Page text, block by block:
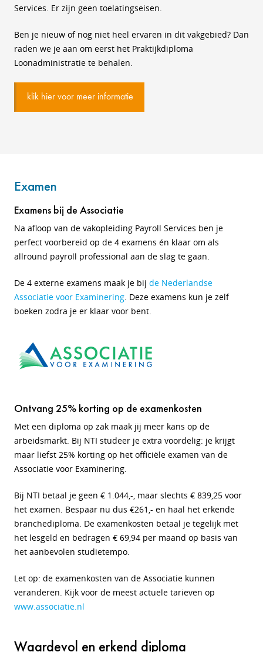
Services. Er zijn geen toelatingseisen.
Ben je nieuw of nog niet heel ervaren in dit vakgebied? Dan
raden we je aan om eerst het Praktijkdiploma
Loonadministratie te behalen.
klik hier voor meer informatie
Examen
Examens bij de Associatie
Na afloop van de vakopleiding Payroll Services ben je
perfect voorbereid op de 4 examens én klaar om als
allround payroll professional aan de slag te gaan.
De 4 externe examens maak je bij de Nederlandse
Associatie voor Examinering. Deze examens kun je zelf
boeken zodra je er klaar voor bent.
Ontvang 25% korting op de examenkosten
Met een diploma op zak maak jij meer kans op de
arbeidsmarkt. Bij NTI studeer je extra voordelig: je krijgt
maar liefst 25% korting op het officiële examen van de
Associatie voor Examinering.
Bij NTI betaal je geen € 1.044,-, maar slechts € 839,25 voor
het examen. Bespaar nu dus €261,- en haal het erkende
branchediploma. De examenkosten betaal je tegelijk met
het lesgeld en bedragen € 69,94 per maand op basis van
het aanbevolen studietempo.
Let op: de examenkosten van de Associatie kunnen
veranderen. Kijk voor de meest actuele tarieven op
www.associatie.nl
Waardevol en erkend diploma